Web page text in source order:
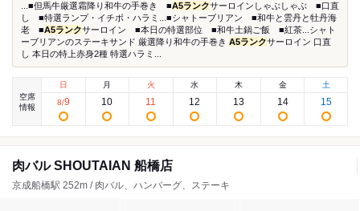
...■但馬牛厳選霜降り和牛の手巻き ■A5ランクサーロインしゃぶしゃぶ ■口直
し ■特選ランプ・イチボ・ハラミ...■シャトーブリアン ■和牛と雲丹と牡丹海
老 ■A5ランクサーロイン ■本日の特選部位 ■和牛土鍋ご飯 ■紅茶...シャト
ーブリアンのステーキサンド 厳選降り和牛の手巻き A5ランクサーロイン 口直
し 本日の特上赤身2種 特選ハラミ...
空席
情報
日
8/9
月
10
火
11
水
12
木
13
金
14
土
15
肉バル SHOUTAIAN 船橋店
京成船橋駅 252m / 肉バル、ハンバーグ、ステーキ